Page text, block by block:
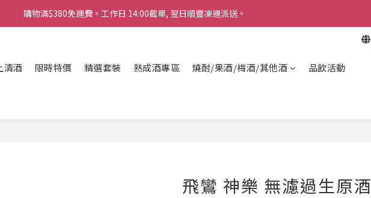
購物滿$380免運費。工作日 14:00截單, 翌日順豐凍運派送。
「720ml 清酒自由配 (Mix & Match)」$698 任選 4 支
購物滿$380免運費。工作日 14:00截單, 翌日順豐凍運派送。
清酒 限時特價 精選套裝 熟成酒專區 燒酎/果酒/梅酒/其他酒 品飲活動
飛鸞 神樂 無濾過生原酒